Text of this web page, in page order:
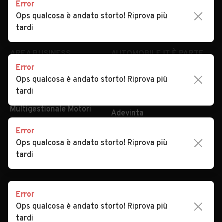
Impostazioni Privacy
Security
Valutazione auto
AREA BUSINESS
Registrazione
concessionario
Multigestionale Motori
AUTOMOBILE.IT È PARTE
subito.it
Adevinta
SEGUICI
Copyright © 2023 Marktplaats B.V. Tutti i diritti riservati.
Marktplaats B.V. - P.IVA 803.603.307.B.01
Error
Ops qualcosa è andato storto! Riprova più
tardi
Error
Ops qualcosa è andato storto! Riprova più
tardi
Error
Ops qualcosa è andato storto! Riprova più
tardi
Error
Ops qualcosa è andato storto! Riprova più
tardi